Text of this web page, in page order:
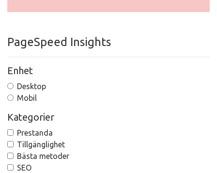
PageSpeed Insights
Enhet
Desktop
Mobil
Kategorier
Prestanda
Tillgänglighet
Bästa metoder
SEO